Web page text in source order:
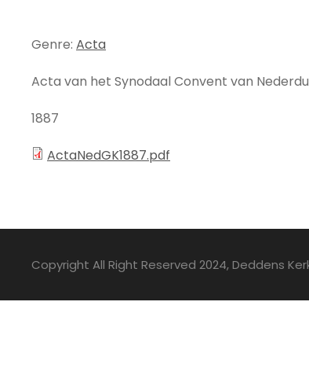
Genre: Acta
Acta van het Synodaal Convent van
1887
ActaNedGK1887.pdf
Copyright All Right Reserved 2024, Deddens